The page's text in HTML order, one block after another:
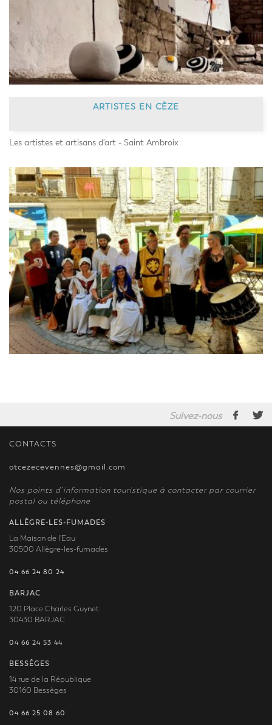
ARTISTES EN CÈZE
Les artistes et artisans d'art - Saint Ambroix
Suivez-nous
CONTACTS
otcezecevennes@gmail.com
Nos points d’information touristique à contacter par courrier
postal ou téléphone
ALLÈGRE-LES-FUMADES
La Maison de l'Eau
30500 Allègre-les-fumades
04 66 24 80 24
BARJAC
120 Place Charles Guynet
30430 BARJAC
04 66 24 53 44
BESSÈGES
14 rue de la République
30160 Bessèges
04 66 25 08 60